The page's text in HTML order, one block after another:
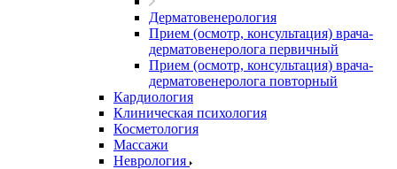
Дерматовенерология
Прием (осмотр, консультация) врача-
дерматовенеролога первичный
Прием (осмотр, консультация) врача-
дерматовенеролога повторный
Кардиология
Клиническая психология
Косметология
Массажи
Неврология